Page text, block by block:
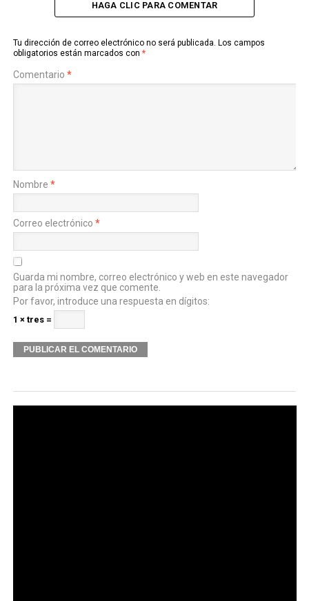
HAGA CLIC PARA COMENTAR
Tu dirección de correo electrónico no será publicada. Los campos
obligatorios están marcados con *
Comentario *
Nombre *
Correo electrónico *
Guarda mi nombre, correo electrónico y web en este navegador
para la próxima vez que comente.
Por favor, introduce una respuesta en dígitos:
1 × tres =